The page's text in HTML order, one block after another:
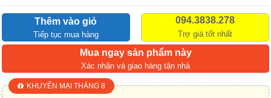
Thêm vào giỏ
Tiếp tục mua hàng
094.3838.278
Trợ giá tốt nhất
Mua ngay sản phẩm này
Xác nhận và giao hàng tận nhà
KHUYẾN MẠI THÁNG 8